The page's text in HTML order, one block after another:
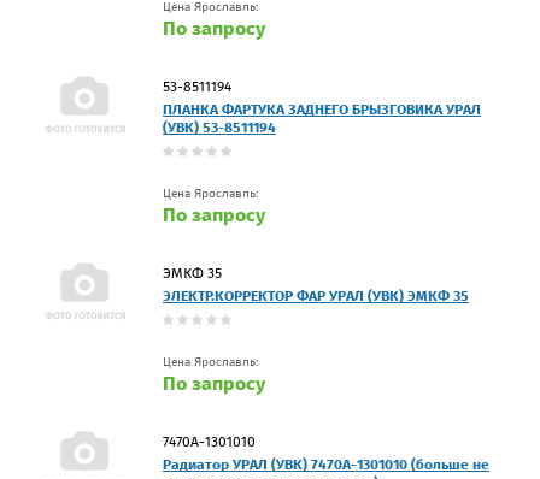
Цена Ярославль:
По запросу
53-8511194
ПЛАНКА ФАРТУКА ЗАДНЕГО БРЫЗГОВИКА УРАЛ
(УВК) 53-8511194
Цена Ярославль:
По запросу
ЭМКФ 35
ЭЛЕКТР.КОРРЕКТОР ФАР УРАЛ (УВК) ЭМКФ 35
Цена Ярославль:
По запросу
7470А-1301010
Радиатор УРАЛ (УВК) 7470А-1301010 (больше не